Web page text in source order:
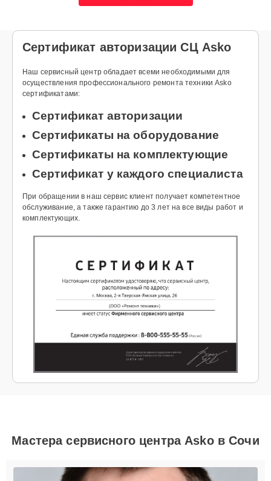
Сертификат авторизации СЦ Asko
Наш сервисный центр обладает всеми необходимыми для
осуществления профессионального ремонта техники Asko
сертификатами:
Сертификат авторизации
Сертификаты на оборудование
Сертификаты на комплектующие
Сертификат у каждого специалиста
При обращении в наш сервис клиент получает компетентное
обслуживание, а также гарантию до 3 лет на все виды работ и
комплектующих.
Мастера сервисного центра Asko в Сочи